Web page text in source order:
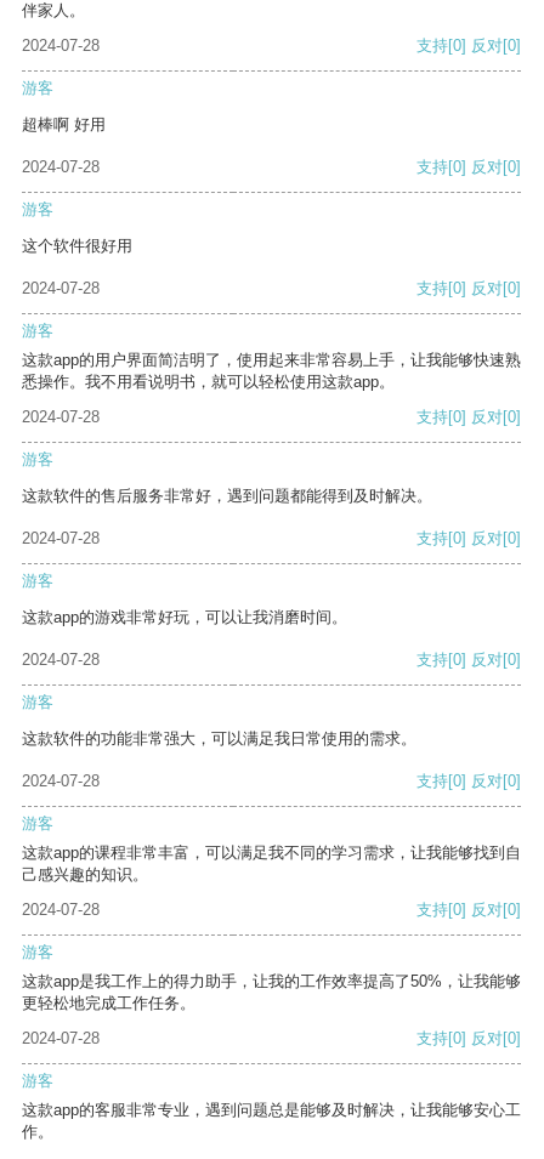
伴家人。
2024-07-28
支持[0] 反对[0]
游客
超棒啊 好用
2024-07-28 支持[0] 反对[0]
游客
这个软件很好用
2024-07-28 支持[0] 反对[0]
游客
这款app的用户界面简洁明了，使用起来非常容易上手，让我能够快速熟
悉操作。我不用看说明书，就可以轻松使用这款app。
2024-07-28
支持[0] 反对[0]
游客
这款软件的售后服务非常好，遇到问题都能得到及时解决。
2024-07-28 支持[0] 反对[0]
游客
这款app的游戏非常好玩，可以让我消磨时间。
2024-07-28 支持[0] 反对[0]
游客
这款软件的功能非常强大，可以满足我日常使用的需求。
2024-07-28 支持[0] 反对[0]
游客
这款app的课程非常丰富，可以满足我不同的学习需求，让我能够找到自
己感兴趣的知识。
2024-07-28
支持[0] 反对[0]
游客
这款app是我工作上的得力助手，让我的工作效率提高了50%，让我能够
更轻松地完成工作任务。
2024-07-28
支持[0] 反对[0]
游客
这款app的客服非常专业，遇到问题总是能够及时解决，让我能够安心工
作。